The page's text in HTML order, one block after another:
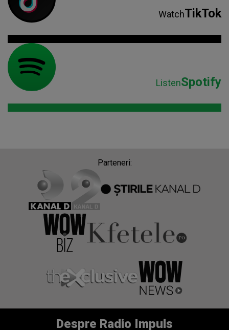
WatchTikTok
ListenSpotify
Parteneri:
Despre Radio Impuls